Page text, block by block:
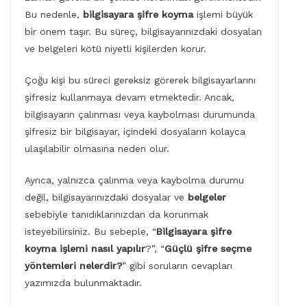
Bu nedenle, bilgisayara şifre koymaişlemi büyük
bir önem taşır. Bu süreç, bilgisayarınızdaki dosyaları
ve belgeleri kötü niyetli kişilerden korur.
Çoğu kişi bu süreci gereksiz görerek bilgisayarlarını
şifresiz kullanmaya devam etmektedir. Ancak,
bilgisayarın çalınması veya kaybolması durumunda
şifresiz bir bilgisayar, içindeki dosyaların kolayca
ulaşılabilir olmasına neden olur.
Ayrıca, yalnızca çalınma veya kaybolma durumu
değil, bilgisayarınızdaki dosyalar ve belgeler
sebebiyle tanıdıklarınızdan da korunmak
isteyebilirsiniz. Bu sebeple, “Bilgisayara şifre
koyma işlemi nasıl yapılır?”, “Güçlü şifre seçme
yöntemleri nelerdir?” gibi soruların cevapları
yazımızda bulunmaktadır.